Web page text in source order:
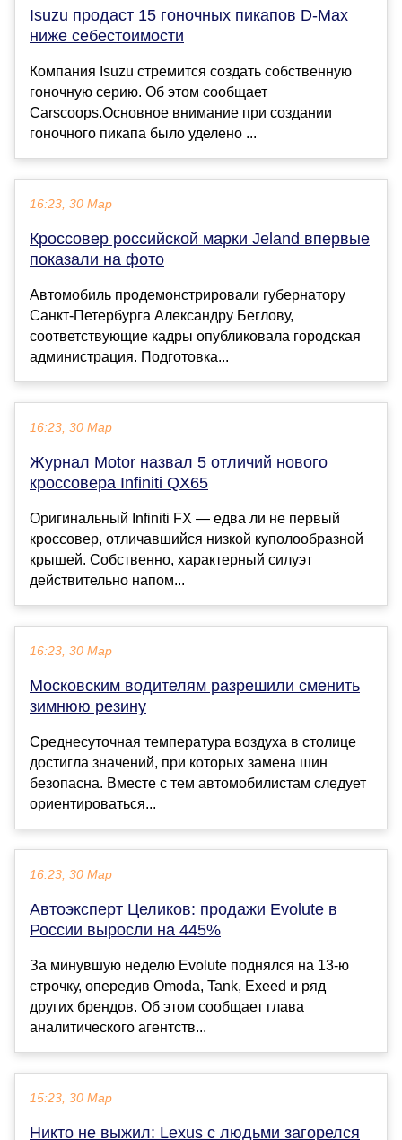
Isuzu продаст 15 гоночных пикапов D‑Max
ниже себестоимости
Компания Isuzu стремится создать собственную
гоночную серию. Об этом сообщает
Carscoops.Основное внимание при создании
гоночного пикапа было уделено ...
16:23, 30 Мар
Кроссовер российской марки Jeland впервые
показали на фото
Автомобиль продемонстрировали губернатору
Санкт-Петербурга Александру Беглову,
соответствующие кадры опубликовала городская
администрация. Подготовка...
16:23, 30 Мар
Журнал Motor назвал 5 отличий нового
кроссовера Infiniti QX65
Оригинальный Infiniti FX — едва ли не первый
кроссовер, отличавшийся низкой куполообразной
крышей. Собственно, характерный силуэт
действительно напом...
16:23, 30 Мар
Московским водителям разрешили сменить
зимнюю резину
Среднесуточная температура воздуха в столице
достигла значений, при которых замена шин
безопасна. Вместе с тем автомобилистам следует
ориентироваться...
16:23, 30 Мар
Автоэксперт Целиков: продажи Evolute в
России выросли на 445%
За минувшую неделю Evolute поднялся на 13-ю
строчку, опередив Omoda, Tank, Exeed и ряд
других брендов. Об этом сообщает глава
аналитического агентств...
15:23, 30 Мар
Никто не выжил: Lexus с людьми загорелся